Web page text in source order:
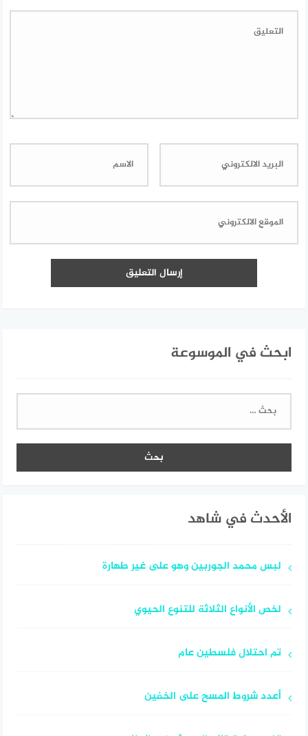
ابحث في الموسوعة
البحث
الأحدث في شاهد
لبس محمد الجوربين وهو على غير طهارة
لخص الأنواع الثلاثة للتنوع الحيوي
تم احتلال فلسطين عام
أعدد شروط المسح على الخفين